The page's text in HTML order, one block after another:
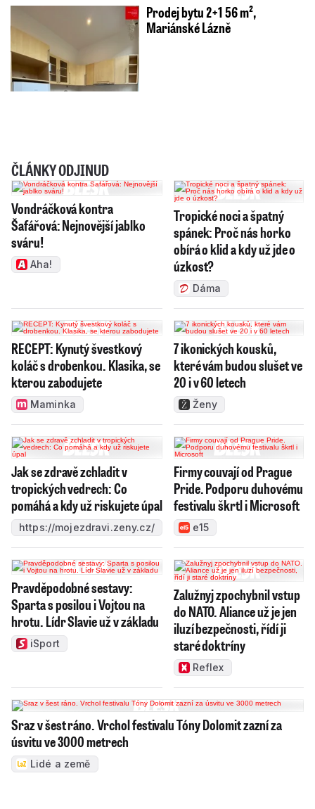
Prodej bytu 2+1 56 m²,
Mariánské Lázně
ČLÁNKY ODJINUD
Vondráčková kontra
Šafářová: Nejnovější jablko
sváru!
Aha!
Tropické noci a špatný
spánek: Proč nás horko
obírá o klid a kdy už jde o
úzkost?
Dáma
RECEPT: Kynutý švestkový
koláč s drobenkou. Klasika, se
kterou zabodujete
Maminka
7 ikonických kousků,
které vám budou slušet ve
20 i v 60 letech
Ženy
Jak se zdravě zchladit v
tropických vedrech: Co
pomáhá a kdy už riskujete úpal
https://mojezdravi.zeny.cz/
Firmy couvají od Prague
Pride. Podporu duhovému
festivalu škrtl i Microsoft
e15
Pravděpodobné sestavy:
Sparta s posilou i Vojtou na
hrotu. Lídr Slavie už v základu
iSport
Zalužnyj zpochybnil vstup
do NATO. Aliance už je jen
iluzí bezpečnosti, řídí ji
staré doktríny
Reflex
Sraz v šest ráno. Vrchol festivalu Tóny Dolomit zazní za
úsvitu ve 3000 metrech
Lidé a země